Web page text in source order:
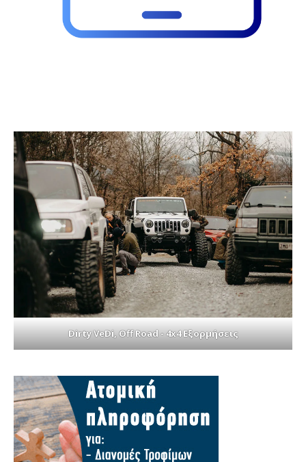
Dirty VeDi, Off Road - 4x4 Εξορμήσεις